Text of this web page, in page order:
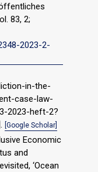
83, 2;
2023-2-
in-the-
case-law-
2023-heft-2?
[Google Scholar]
Economic
and
‘Ocean